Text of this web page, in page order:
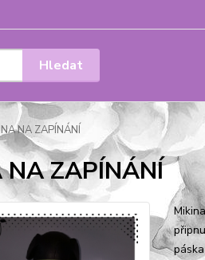
Hledat
NA ZAPÍNÁNÍ
NA ZAPÍNÁNÍ